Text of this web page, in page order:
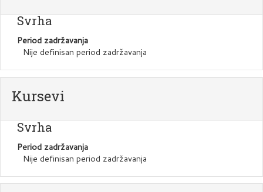
Svrha
Period zadržavanja
Nije definisan period zadržavanja
Kursevi
Svrha
Period zadržavanja
Nije definisan period zadržavanja